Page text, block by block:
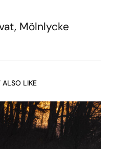
Mölnlycke
ALSO LIKE